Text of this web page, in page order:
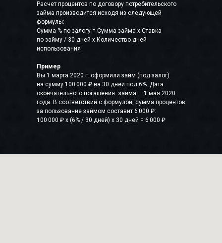
Расчет процентов по договору потребительского
займа производится исходя из следующей
формулы:
Сумма % по залогу = Сумма займа x Ставка
по займу / 30 дней x Количество дней
использования
Пример
Вы 1 марта 2020 г. оформили займ (под залог)
на сумму 100 000 ₽ на 30 дней под 6%. Дата
окончательного погашения займа — 1 мая 2020
года. В соответствии с формулой, сумма процентов
за пользование займом составит 6 000 ₽:
100 000 ₽ x (6% / 30 дней) x 30 дней = 6 000 ₽